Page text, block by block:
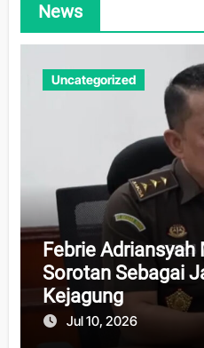
News
Uncategorized
Febrie
Sorotan Sebagai
Kejagung
Jul 10, 2026